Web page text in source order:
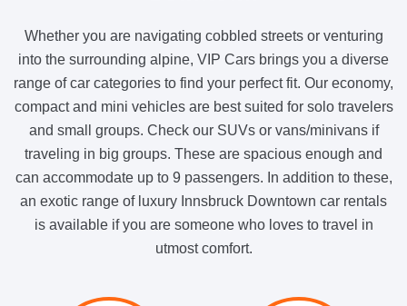
Whether you are navigating cobbled streets or venturing
into the surrounding alpine, VIP Cars brings you a diverse
range of car categories to find your perfect fit. Our economy,
compact and mini vehicles are best suited for solo travelers
and small groups. Check our SUVs or vans/minivans if
traveling in big groups. These are spacious enough and
can accommodate up to 9 passengers. In addition to these,
an exotic range of luxury Innsbruck Downtown car rentals
is available if you are someone who loves to travel in
utmost comfort.